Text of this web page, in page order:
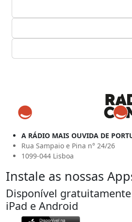
A RÁDIO MAIS OUVIDA DE
Rua Sampaio e Pina n° 24/26
1099-044 Lisboa
Instale as nossas
Disponível
iPad e Android